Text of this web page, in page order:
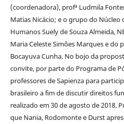
(coordenadora), profª Ludmila
Matias Nicácio; e o grupo do Núcleo
Humanos Suely de Souza Almeida,
Maria Celeste Simões Marques e do
Bocayuva Cunha. No bojo da
convite, por parte do Programa de
professores de Sapienza para
brasileiro a fim de discutir direitos
realizado em 30 de agosto de 2018.
que Nania, Rodomonte e Durst